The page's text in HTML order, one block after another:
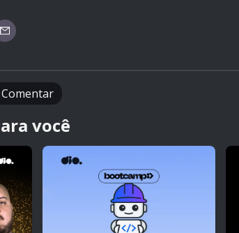
Comentar
você